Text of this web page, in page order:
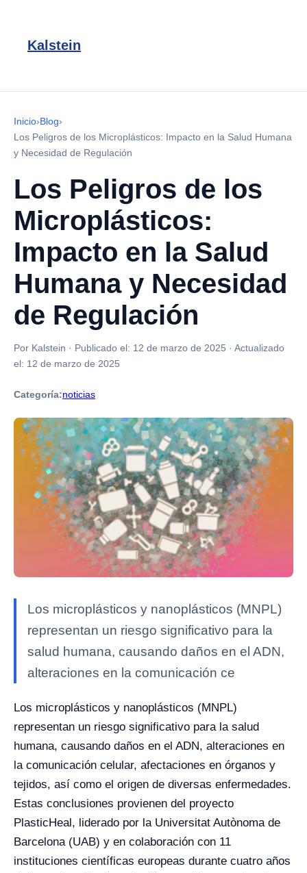
Kalstein
Inicio›Blog›
Los Peligros de los Microplásticos: Impacto en la Salud Humana
y Necesidad de Regulación
Los Peligros de los
Microplásticos:
Impacto en la Salud
Humana y Necesidad
de Regulación
Por Kalstein · Publicado el: 12 de marzo de 2025 · Actualizado
el: 12 de marzo de 2025
Categoría:noticias
Los microplásticos y nanoplásticos (MNPL)
representan un riesgo significativo para la
salud humana, causando daños en el ADN,
alteraciones en la comunicación ce
Los microplásticos y nanoplásticos (MNPL)
representan un riesgo significativo para la salud
humana, causando daños en el ADN, alteraciones en
la comunicación celular, afectaciones en órganos y
tejidos, así como el origen de diversas enfermedades.
Estas conclusiones provienen del proyecto
PlasticHeal, liderado por la Universitat Autònoma de
Barcelona (UAB) y en colaboración con 11
instituciones científicas europeas durante cuatro años